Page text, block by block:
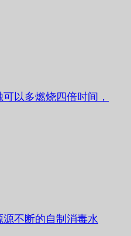
以多燃烧四倍时间，
不断的自制消毒水